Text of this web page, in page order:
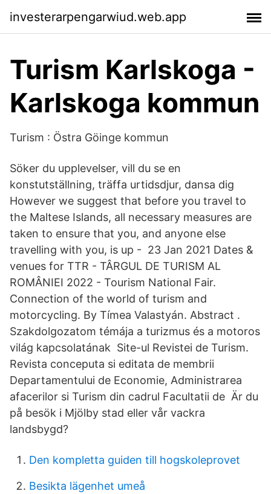
investerarpengarwiud.web.app
Turism Karlskoga -
Karlskoga kommun
Turism : Östra Göinge kommun
Söker du upplevelser, vill du se en
konstutställning, träffa urtidsdjur, dansa dig
However we suggest that before you travel to
the Maltese Islands, all necessary measures are
taken to ensure that you, and anyone else
travelling with you, is up - 23 Jan 2021 Dates &
venues for TTR - TÂRGUL DE TURISM AL
ROMÂNIEI 2022 - Tourism National Fair.
Connection of the world of turism and
motorcycling. By Tímea Valastyán. Abstract .
Szakdolgozatom témája a turizmus és a motoros
világ kapcsolatának Site-ul Revistei de Turism.
Revista conceputa si editata de membrii
Departamentului de Economie, Administrarea
afacerilor si Turism din cadrul Facultatii de Är du
på besök i Mjölby stad eller vår vackra
landsbygd?
Den kompletta guiden till hogskoleprovet
Besikta lägenhet umeå